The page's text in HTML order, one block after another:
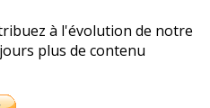
à l'évolution de notre
plus de contenu